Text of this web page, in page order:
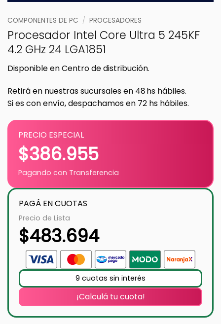
COMPONENTES DE PC / PROCESADORES
Procesador Intel Core Ultra 5 245KF
4.2 GHz 24 LGA1851
Disponible en Centro de distribución.
Retirá en nuestras sucursales en 48 hs hábiles.
Si es con envío, despachamos en 72 hs hábiles.
PRECIO ESPECIAL
$386.955
Pagando con Transferencia
PAGÁ EN CUOTAS
Precio de Lista
$483.694
9 cuotas sin interés
¡Calculá tu cuota!